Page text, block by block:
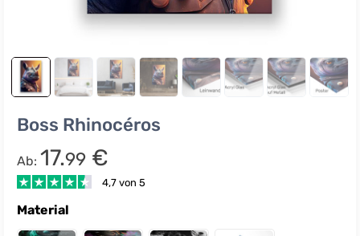
Boss Rhinocéros
Ab: 17.99 €
4,7 von 5
Material